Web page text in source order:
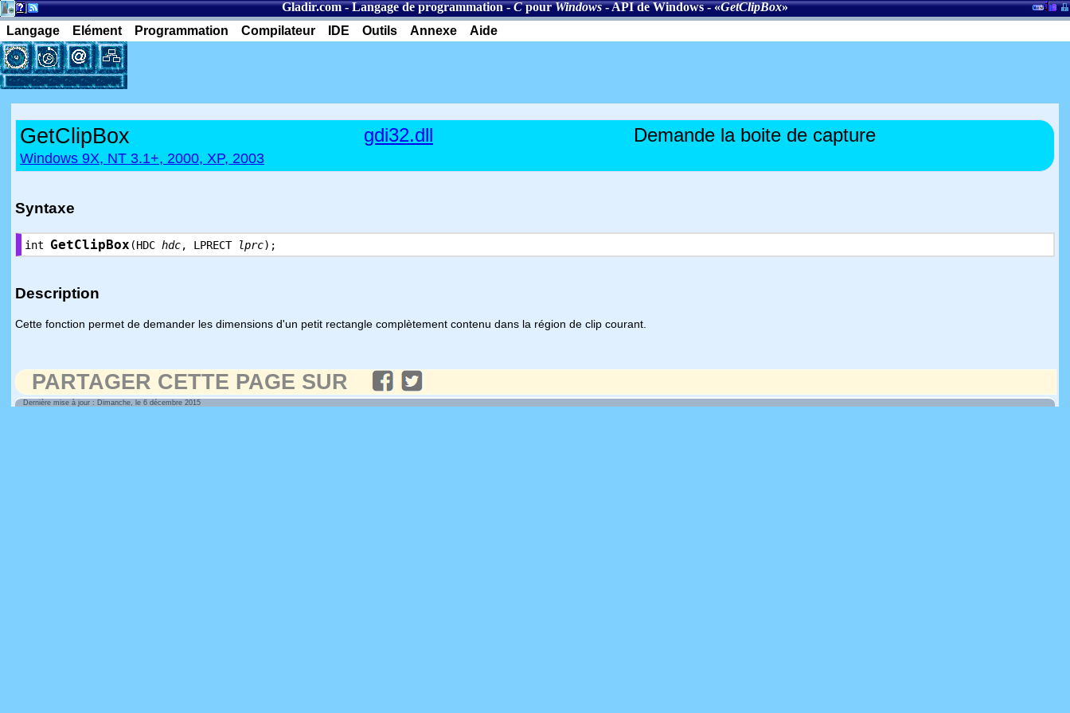
Gladir.com-Langage de programmation-CpourWindows-API de Windows- «GetClipBox»
Langage
Elément Programmation Compilateur IDE Outils Annexe Aide
GetClipBox gdi32.dll Demande la boite de capture
Windows 9X, NT 3.1+, 2000, XP, 2003
Syntaxe
int GetClipBox (HDC hdc, LPRECT lprc);
Description
Cette fonction permet de demander les dimensions d'un petit rectangle complètement contenu dans la région de clip courant.
PARTAGER CETTE PAGE SUR
Dernière mise à jour : Dimanche, le 6 décembre 2015